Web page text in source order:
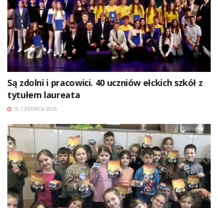
Są zdolni i pracowici. 40 uczniów ełckich szkół z
tytułem laureata
16 CZERWCA 2026